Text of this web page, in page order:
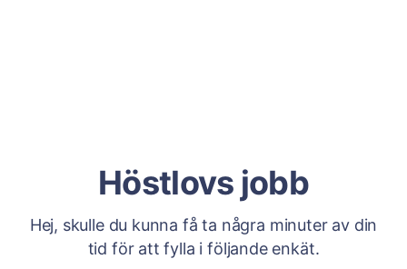
Höstlovs jobb
Hej, skulle du kunna få ta några minuter av din
tid för att fylla i följande enkät.